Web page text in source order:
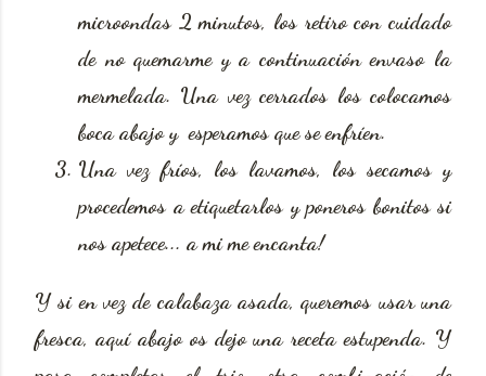
microondas 2 minutos, los retiro con cuidado
de no quemarme y a continuación envaso la
mermelada. Una vez cerrados los colocamos
boca abajo y esperamos que se enfríen.
Una vez fríos, los lavamos, los secamos y
procedemos a etiquetarlos y poneros bonitos si
nos apetece... a mi me encanta!
Y si en vez de calabaza asada, queremos usar una
fresca, aquí abajo os dejo una receta estupenda. Y